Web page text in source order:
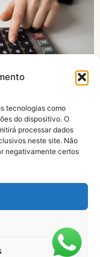
tecnologias como
do dispositivo. O
processar dados
neste site. Não
negativamente certos
de 6,79% e
do INSS